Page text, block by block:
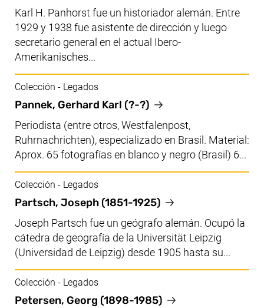
Karl H. Panhorst fue un historiador alemán. Entre
1929 y 1938 fue asistente de dirección y luego
secretario general en el actual Ibero-
Amerikanisches...
Pannek, Gerhard Karl (?-?)
Colección - Legados
Periodista (entre otros, Westfalenpost,
Ruhrnachrichten), especializado en Brasil. Material:
Aprox. 65 fotografías en blanco y negro (Brasil) 6...
Partsch, Joseph (1851-1925)
Colección - Legados
Joseph Partsch fue un geógrafo alemán. Ocupó la
cátedra de geografía de la Universität Leipzig
(Universidad de Leipzig) desde 1905 hasta su...
Petersen, Georg (1898-1985)
Colección - Legados